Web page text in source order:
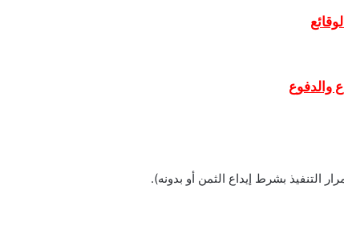
والدفوع
التنفيذ بشرط إيداع الثمن أو بدونه).